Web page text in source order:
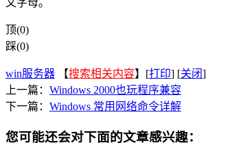
顶(0)
踩(0)
win服务器 【搜索相关内容】[打印] [关闭]
上一篇： Windows 2000也玩程序兼容
下一篇： Windows 常用网络命令详解
您可能还会对下面的文章感兴趣：